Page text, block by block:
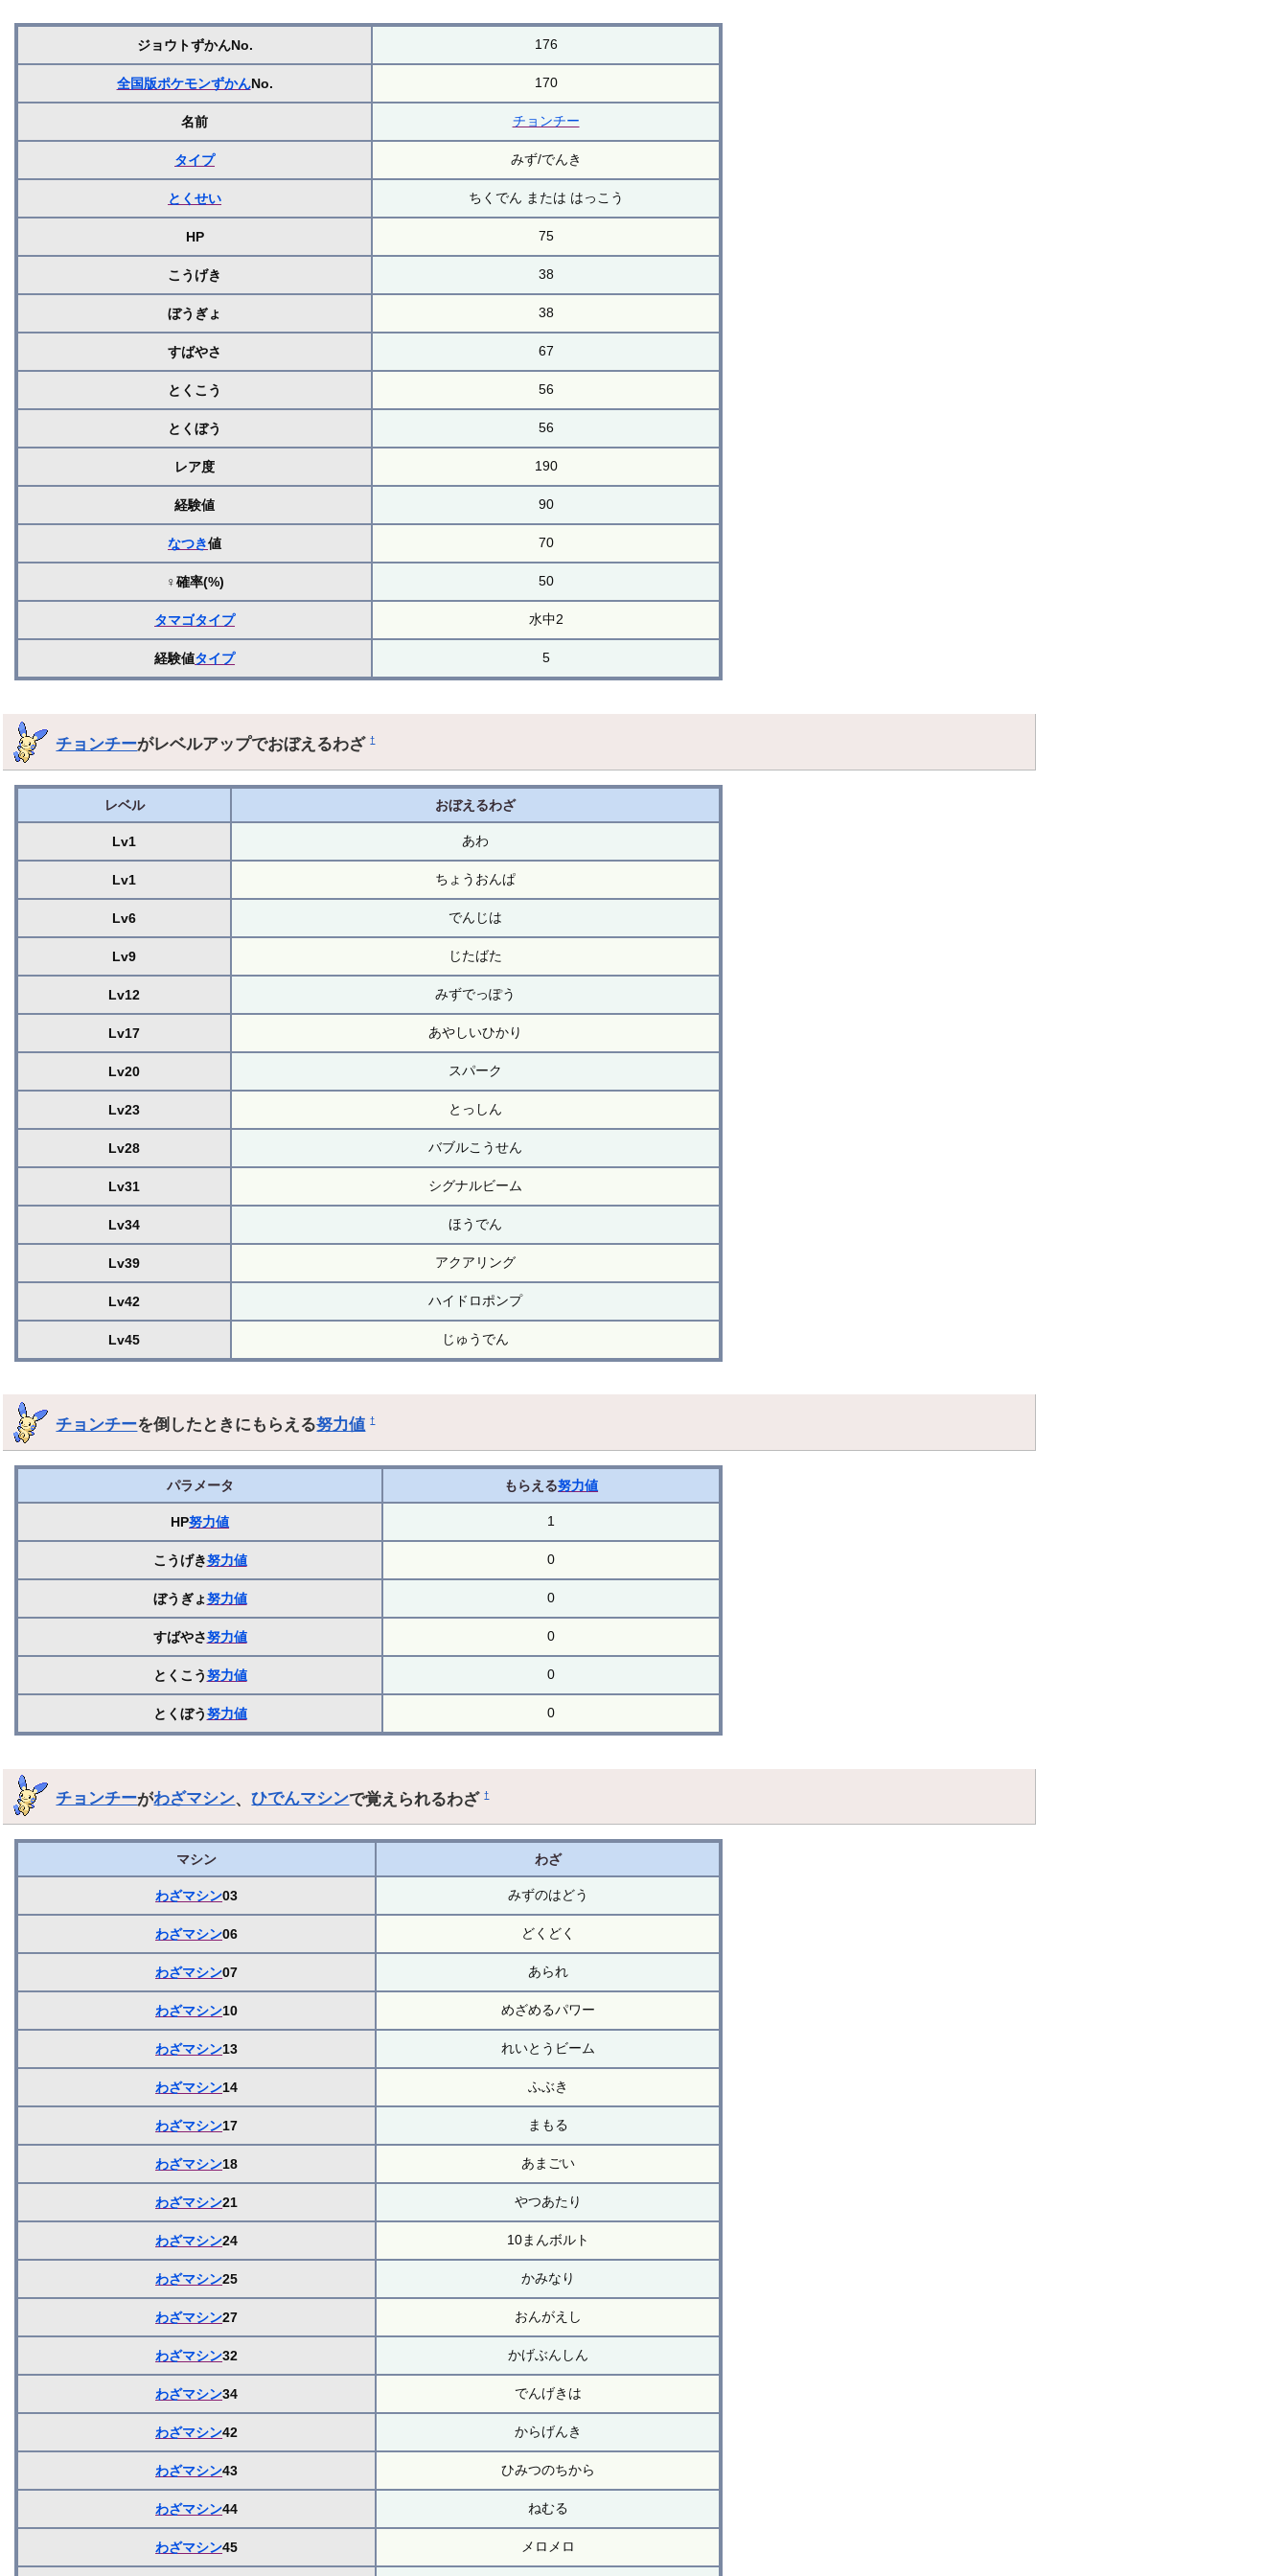
ジョウトずかんNo. 176
全国版ポケモンずかんNo. 170
名前 チョンチー
タイプ みず/でんき
とくせい ちくでん または はっこう
HP 75
こうげき 38
ぼうぎょ 38
すばやさ 67
とくこう 56
とくぼう 56
レア度 190
経験値 90
なつき値 70
♀確率(%) 50
タマゴタイプ 水中2
経験値タイプ 5
チョンチーがレベルアップでおぼえるわざ†
レベル おぼえるわざ
Lv1 あわ
Lv1 ちょうおんぱ
Lv6 でんじは
Lv9 じたばた
Lv12 みずでっぽう
Lv17 あやしいひかり
Lv20 スパーク
Lv23 とっしん
Lv28 バブルこうせん
Lv31 シグナルビーム
Lv34 ほうでん
Lv39 アクアリング
Lv42 ハイドロポンプ
Lv45 じゅうでん
チョンチーを倒したときにもらえる努力値 †
パラメータ もらえる努力値
HP努力値 1
こうげき努力値 0
ぼうぎょ努力値 0
すばやさ努力値 0
とくこう努力値 0
とくぼう努力値 0
チョンチーがわざマシン、ひでんマシンで覚えられるわざ†
マシン わざ
わざマシン03 みずのはどう
わざマシン06 どくどく
わざマシン07 あられ
わざマシン10 めざめるパワー
わざマシン13 れいとうビーム
わざマシン14 ふぶき
わざマシン17 まもる
わざマシン18 あまごい
わざマシン21 やつあたり
わざマシン24 10まんボルト
わざマシン25 かみなり
わざマシン27 おんがえし
わざマシン32 かげぶんしん
わざマシン34 でんげきは
わざマシン42 からげんき
わざマシン43 ひみつのちから
わざマシン44 ねむる
わざマシン45 メロメロ